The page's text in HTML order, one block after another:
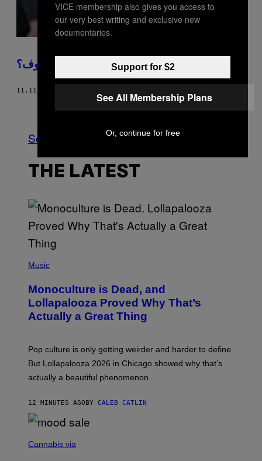
لماذا نثور؟ لم توقفنا فجأة عن الشعور بالخوف؟
11.11.19
NewerOlder
See All
THE LATEST
P
T
O
V
I
M
O
B
I
)
Music
Monoculture is Dead, and
Lollapalooza Proved Why That’s
Actually a Great Thing
Pop culture is only getting weirder and harder to define.
But Lollapalooza 2026 in Chicago showed why that’s
actually a beautiful phenomenon.
12 MINUTES AGOBY CALEB CATLIN
O
Cannabis via
VICE membership also gives you access to
our very best writing and exclusive new
documentaries.
Support for $2
See All Membership Plans
Or, continue for free